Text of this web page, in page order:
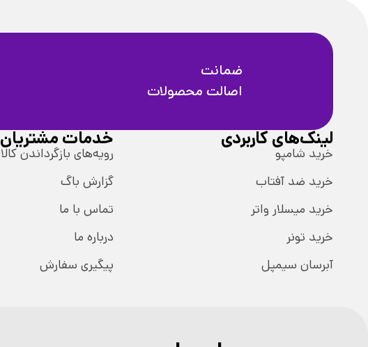
ضمانت
اصالت محصولات
لینک‌های کاربردی
خرید شامپو
خرید ضد آفتاب
خرید میسلار واتر
خرید تونر
آبرسان سیمپل
خدمات مشتریان
رویه‌های بازگرداندن کالا
گزارش باگ
تماس با ما
درباره ما
پیگیری سفارش